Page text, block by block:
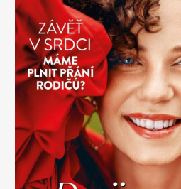
Apetit